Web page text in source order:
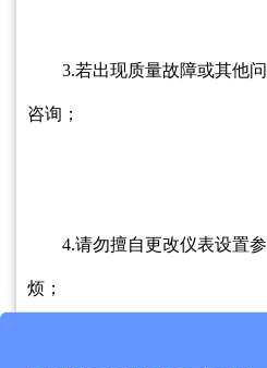
3.若出现质量故障或其他
咨询；
4.请勿擅自更改仪表设置
烦；